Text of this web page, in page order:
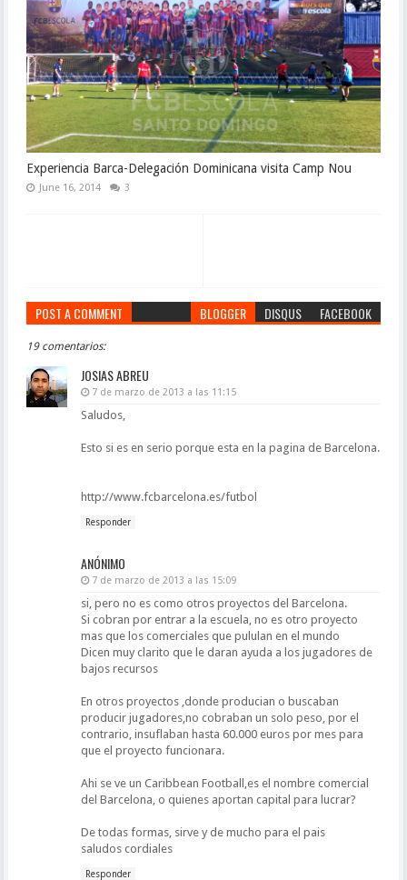
Experiencia Barca-Delegación Dominicana visita Camp Nou
June 16, 2014 3
POST A COMMENT BLOGGER DISQUS FACEBOOK
19 comentarios:
JOSIAS ABREU
7 de marzo de 2013 a las 11:15
Saludos,
Esto si es en serio porque esta en la pagina de Barcelona.
http://www.fcbarcelona.es/futbol
Responder
ANÓNIMO
7 de marzo de 2013 a las 15:09
si, pero no es como otros proyectos del Barcelona.
Si cobran por entrar a la escuela, no es otro proyecto
mas que los comerciales que pululan en el mundo
Dicen muy clarito que le daran ayuda a los jugadores de
bajos recursos
En otros proyectos ,donde producian o buscaban
producir jugadores,no cobraban un solo peso, por el
contrario, insuflaban hasta 60.000 euros por mes para
que el proyecto funcionara.
Ahi se ve un Caribbean Football,es el nombre comercial
del Barcelona, o quienes aportan capital para lucrar?
De todas formas, sirve y de mucho para el pais
saludos cordiales
Responder